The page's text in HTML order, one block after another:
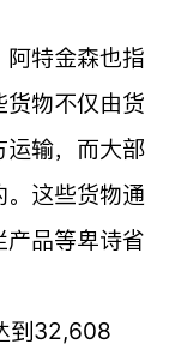
特金森也指
物不仅由货
运输，而大部
这些货物通
品等卑诗省
到32,608